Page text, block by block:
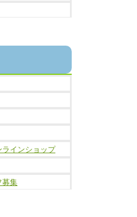
インショップ
募集